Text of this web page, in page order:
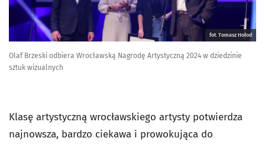
fot. Tomasz Hołod
Olaf Brzeski odbiera Wrocławską Nagrodę Artystyczną 2024 w dziedzinie
sztuk wizualnych
Klasę artystyczną wrocławskiego artysty potwierdza
najnowsza, bardzo ciekawa i prowokująca do